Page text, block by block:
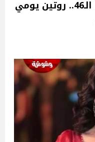
سلاف فواخرجي في عامها الـ46.. روتين يومي